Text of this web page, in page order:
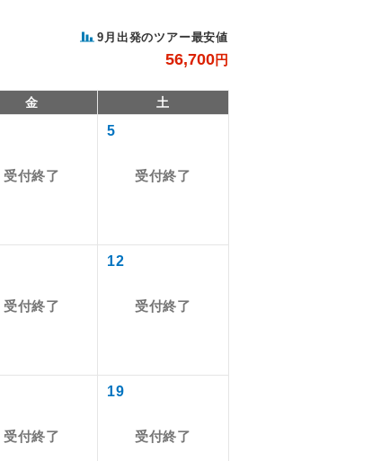
9月出発のツアー最安値
56,700円
金 土
受付終了
5
受付終了
受付終了
12
受付終了
受付終了
19
受付終了
しま